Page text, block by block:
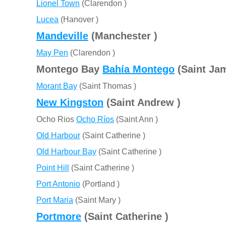
Lionel Town (Clarendon )
Lucea (Hanover )
Mandeville (Manchester )
May Pen (Clarendon )
Montego Bay Bahía Montego (Saint
Morant Bay (Saint Thomas )
New Kingston (Saint Andrew )
Ocho Rios Ocho Ríos (Saint Ann )
Old Harbour (Saint Catherine )
Old Harbour Bay (Saint Catherine )
Point Hill
(Saint Catherine )
Port Antonio (Portland )
Port Maria (Saint Mary )
Portmore (Saint Catherine )